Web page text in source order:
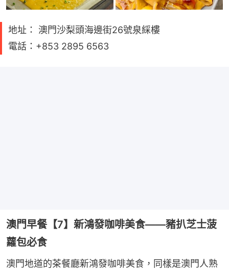
地址： 澳門沙梨頭海邊街26號泉綵樓
電話：+853 2895 6563
澳門早餐【7】新鴻發咖啡美食——豬扒芝士菠
蘿包必食
澳門地道的茶餐廳新鴻發咖啡美食，同樣是澳門人熟